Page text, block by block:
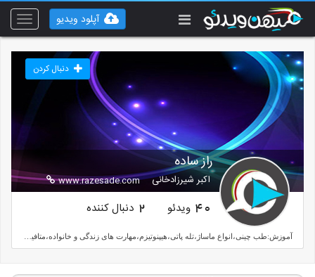
Toggle
آپلود ویدیو
راز ساده
اکبر شیرزادخانی www.razesade.com
دنبال کردن
40 ویدئو 2 دنبال کننده